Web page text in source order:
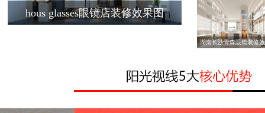
hous glasses眼镜店装修效果图
湖南长沙青森眼镜装修